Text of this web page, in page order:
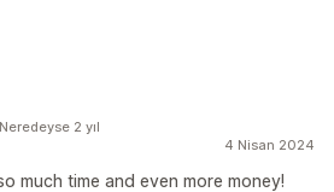
4 Nisan 2024
much time and even more money!
2 yıl